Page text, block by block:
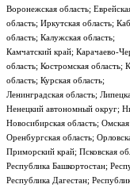
Воронежская область;
область; Иркутская область;
область; Калужская область;
Камчатский край; Карачаево-
область; Костромская область;
область; Курская область;
Ленинградская область;
Ненецкий автономный округ;
Новосибирская область; Омская
Оренбургская область;
Приморский край; Псковская
Республика Башкортостан;
Республика Дагестан;